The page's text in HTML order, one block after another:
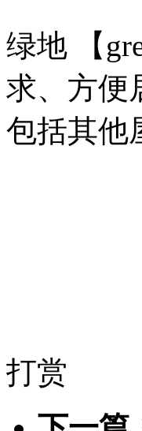
绿地 【
求、方便
包括其他
打赏